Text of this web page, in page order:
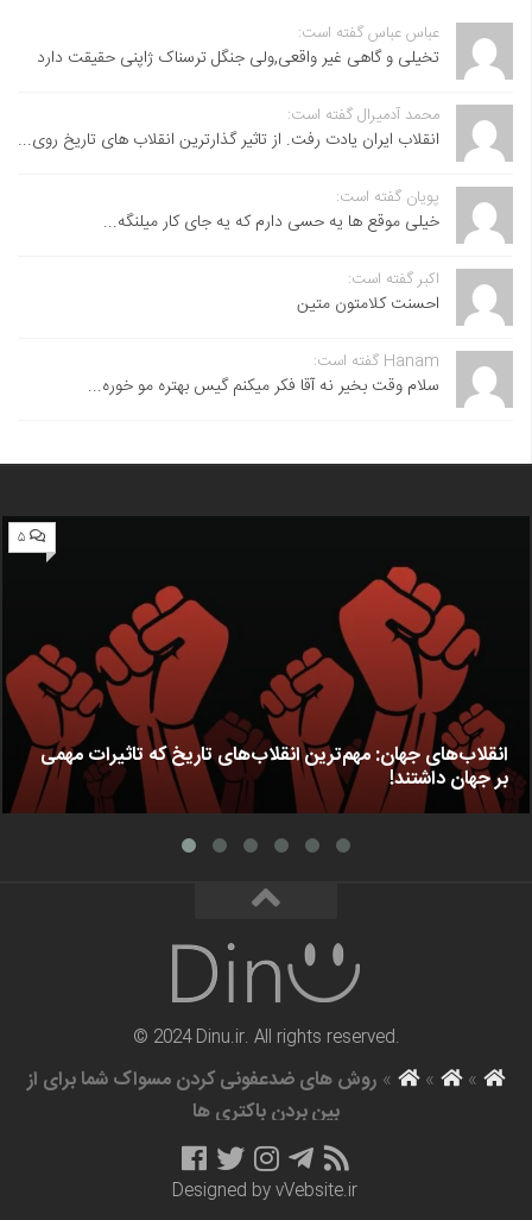
عباس عباس گفته است:
تخیلی و گاهی غیر واقعی,ولی جنگل ترسناک ژاپنی حقیقت دارد
محمد آدمیرال گفته است:
انقلاب ایران یادت رفت. از تاثیر گذارترین انقلاب های تاریخ روی...
پویان گفته است:
خیلی موقع ها یه حسی دارم که یه جای کار میلنگه...
اکبر گفته است:
احسنت ‌کلامتون متین
Hanam گفته است:
سلام وقت بخیر نه آقا فکر میکنم گیس بهتره مو خوره...
۵
انقلاب‌های جهان: مهم‌ترین انقلاب‌های تاریخ که تاثیرات مهمی
بر جهان داشتند!
© 2024 Dinu.ir. All rights reserved.
»
»
» روش های ضدعفونی کردن مسواک شما برای از
بین بردن باکتری ها
Designed byvVebsite.ir